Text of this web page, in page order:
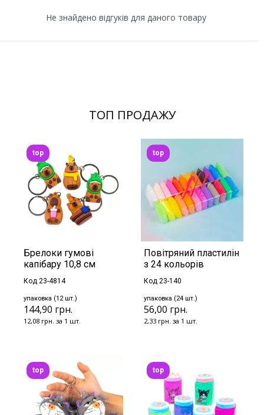
Не знайдено відгуків для даного товару
ТОП ПРОДАЖУ
Брелоки гумові
капібару 10,8 см
Код 23-4814
упаковка (12 шт.)
144,90 грн.
12,08 грн. за 1 шт.
top
Повітряний пластилін
з 24 кольорів
Код 23-140
упаковка (24 шт.)
56,00 грн.
2,33 грн. за 1 шт.
top
top top